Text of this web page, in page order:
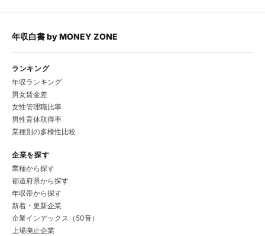
年収白書byMONEY ZONE
ランキング
年収ランキング
男女賃金差
女性管理職比率
男性育休取得率
業種別の多様性比較
企業を探す
業種から探す
都道府県から探す
年収帯から探す
新着・更新企業
企業インデックス（50音）
上場廃止企業